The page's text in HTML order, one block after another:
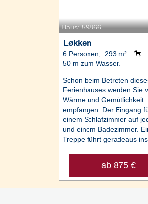
Haus: 59866
Løkken
6 Personen, 293 m²
50 m zum Wasser.
Schon beim Betreten
Ferienhauses werden Sie
Wärme und Gemütlichkeit
empfangen. Der Eingang
einem Schlafzimmer auf
und einem Badezimmer.
Treppe führt geradeaus ins
ab 875 €